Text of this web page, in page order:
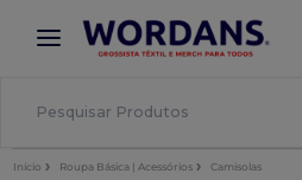
× App Wordans
Melhores preços na app!
Início Roupa Básica | Acessórios Camisolas